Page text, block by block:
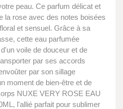
peau. Ce parfum délicat et
la rose avec des notes boisées
et sensuel. Grâce à sa
cette eau parfumée
voile de douceur et de
par ses accords
par son sillage
moment de bien-être et de
NUXE VERY ROSE EAU
l'allié parfait pour sublimer